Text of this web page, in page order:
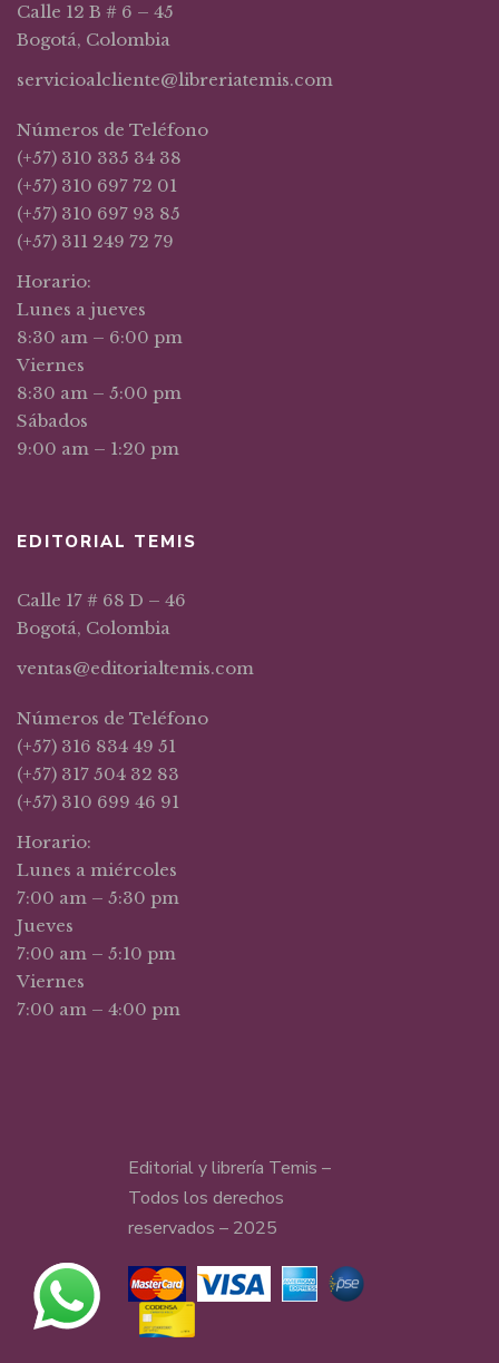
Calle 12 B # 6 – 45
Bogotá, Colombia
servicioalcliente@libreriatemis.com
Números de Teléfono
(+57) 310 335 34 38
(+57) 310 697 72 01
(+57) 310 697 93 85
(+57) 311 249 72 79
Horario:
Lunes a jueves
8:30 am – 6:00 pm
Viernes
8:30 am – 5:00 pm
Sábados
9:00 am – 1:20 pm
EDITORIAL TEMIS
Calle 17 # 68 D – 46
Bogotá, Colombia
ventas@editorialtemis.com
Números de Teléfono
(+57) 316 834 49 51
(+57) 317 504 32 83
(+57) 310 699 46 91
Horario:
Lunes a miércoles
7:00 am – 5:30 pm
Jueves
7:00 am – 5:10 pm
Viernes
7:00 am – 4:00 pm
Editorial y librería Temis –
Todos los derechos
reservados – 2025